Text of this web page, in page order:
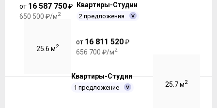
от 16 587 750₽
650 500 ₽/м2
Квартиры-Студии
2 предложения
25.6 м2
от 16 811 520₽
656 700 ₽/м2
Квартиры-Студии
1 предложение 25.7 м2